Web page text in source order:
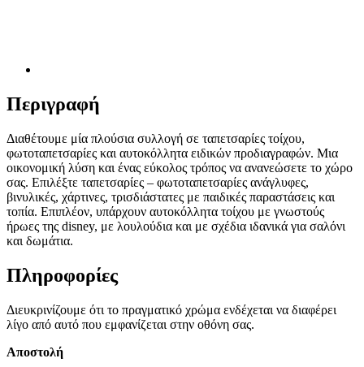
Περιγραφή
Διαθέτουμε μία πλούσια συλλογή σε ταπετσαρίες τοίχου,
φωτοταπετσαρίες και αυτοκόλλητα ειδικών προδιαγραφών. Μια
οικονομική λύση και ένας εύκολος τρόπος να ανανεώσετε το χώρο
σας. Επιλέξτε ταπετσαρίες – φωτοταπετσαρίες ανάγλυφες,
βινυλικές, χάρτινες, τρισδιάστατες με παιδικές παραστάσεις και
τοπία. Επιπλέον, υπάρχουν αυτοκόλλητα τοίχου με γνωστούς
ήρωες της disney, με λουλούδια και με σχέδια ιδανικά για σαλόνι
και δωμάτια.
Πληροφορίες
Διευκρινίζουμε ότι το πραγματικό χρώμα ενδέχεται να διαφέρει
λίγο από αυτό που εμφανίζεται στην οθόνη σας.
Αποστολή